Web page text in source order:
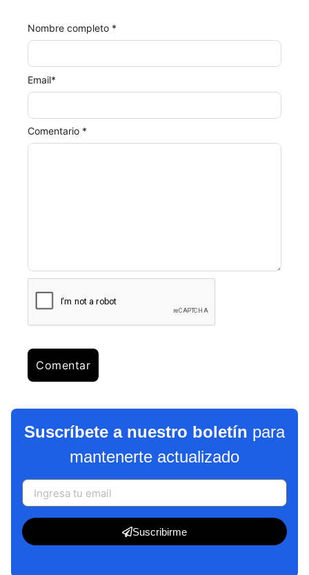
Comentario *
Nombre completo *
Email*
Suscríbete a nuestro boletín para
mantenerte actualizado
Suscribirme